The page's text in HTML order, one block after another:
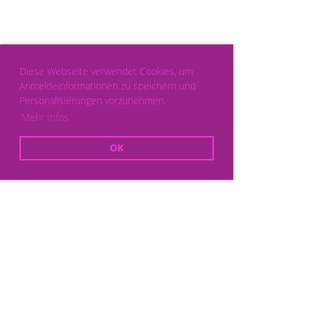
Diese Webseite verwendet Cookies, um
Anmeldeinformationen zu speichern und
Personalisierungen vorzunehmen.
Mehr Infos
OK